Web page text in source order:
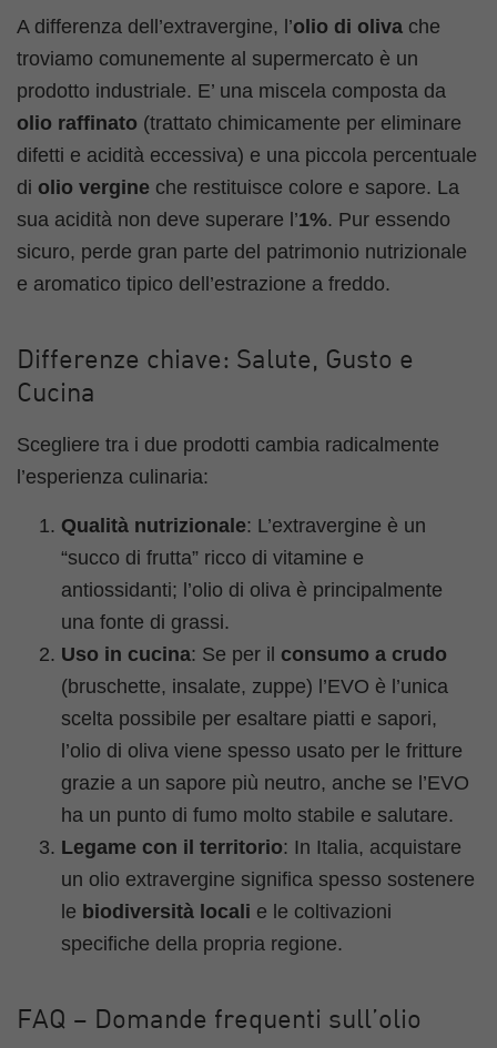
A differenza dell’extravergine, l’olio di oliva che
troviamo comunemente al supermercato è un
prodotto industriale. E’ una miscela composta da
olio raffinato (trattato chimicamente per eliminare
difetti e acidità eccessiva) e una piccola percentuale
di olio vergine che restituisce colore e sapore. La
sua acidità non deve superare l’1%. Pur essendo
sicuro, perde gran parte del patrimonio nutrizionale
e aromatico tipico dell’estrazione a freddo.
Differenze chiave: Salute, Gusto e
Cucina
Scegliere tra i due prodotti cambia radicalmente
l’esperienza culinaria:
Qualità nutrizionale: L’extravergine è un
“succo di frutta” ricco di vitamine e
antiossidanti; l’olio di oliva è principalmente
una fonte di grassi.
Uso in cucina: Se per il consumo a crudo
(bruschette, insalate, zuppe) l’EVO è l’unica
scelta possibile per esaltare piatti e sapori,
l’olio di oliva viene spesso usato per le fritture
grazie a un sapore più neutro, anche se l’EVO
ha un punto di fumo molto stabile e salutare.
Legame con il territorio: In Italia, acquistare
un olio extravergine significa spesso sostenere
le biodiversità locali e le coltivazioni
specifiche della propria regione.
FAQ – Domande frequenti sull’olio